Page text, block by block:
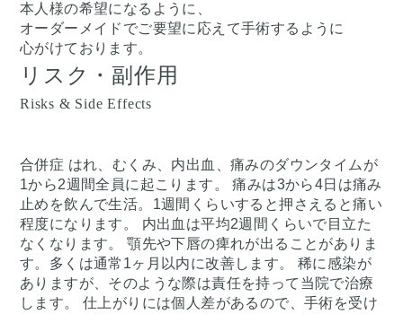
本人様の希望になるように、
オーダーメイドでご要望に応えて手術するように
心がけております。
リスク・副作用
Risks & Side Effects
合併症 はれ、むくみ、内出血、痛みのダウンタイムが
1から2週間全員に起こります。 痛みは3から4日は痛み
止めを飲んで生活。1週間くらいすると押さえると痛い
程度になります。 内出血は平均2週間くらいで目立た
なくなります。 顎先や下唇の痺れが出ることがありま
す。多くは通常1ヶ月以内に改善します。 稀に感染が
ありますが、そのような際は責任を持って当院で治療
します。 仕上がりには個人差があるので、手術を受け